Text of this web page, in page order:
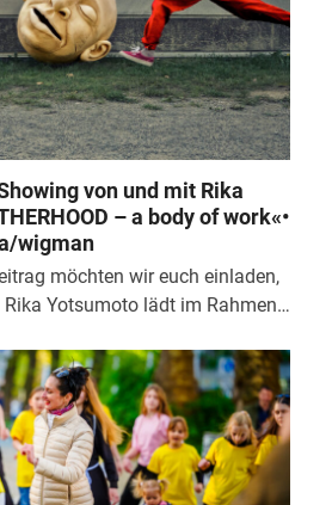
von und mit Rika
– a body of work«•
wigman
möchten wir euch einladen,
Yotsumoto lädt im Rahmen…